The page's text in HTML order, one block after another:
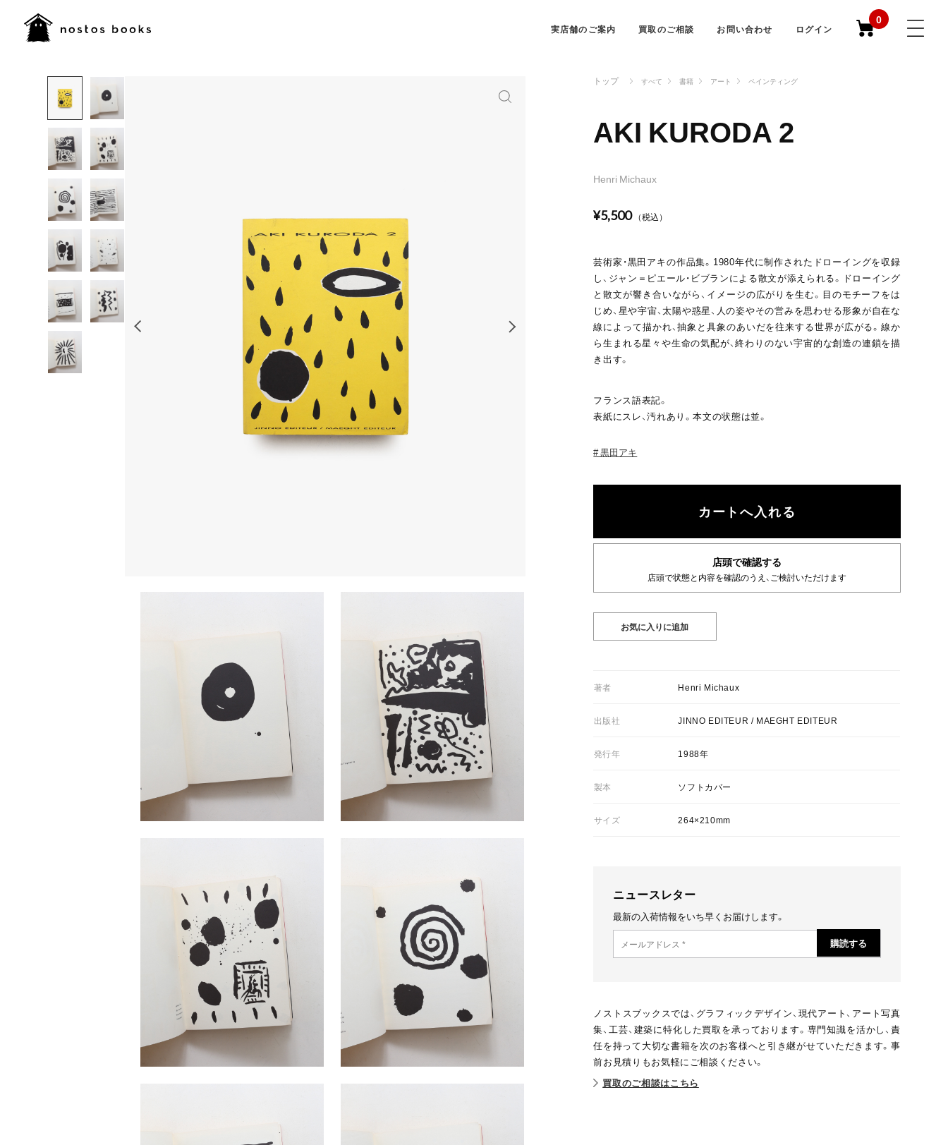
実店舗のご案内 買取のご相談 お問い合わせ ログイン
0
トップ すべて 書籍 アート ペインティング
AKI KURODA 2
Henri Michaux
¥5,500 （税込）
芸術家・黒田アキの作品集。1980年代に制作されたドローイングを収録
し、ジャン＝ピエール・ビブランによる散文が添えられる。ドローイング
と散文が響き合いながら、イメージの広がりを生む。目のモチーフをは
じめ、星や宇宙、太陽や惑星、人の姿やその営みを思わせる形象が自在な
線によって描かれ、抽象と具象のあいだを往来する世界が広がる。線か
ら生まれる星々や生命の気配が、終わりのない宇宙的な創造の連鎖を描
き出す。
フランス語表記。
表紙にスレ、汚れあり。本文の状態は並。
黒田アキ
店頭で確認する
店頭で状態と内容を確認のうえ、ご検討いただけます
01著者 Henri Michaux
03出版社 JINNO EDITEUR / MAEGHT EDITEUR
05発行年 1988年
06製本 ソフトカバー
08サイズ 264×210mm
ニュースレター
最新の入荷情報をいち早くお届けします。
ノストスブックスでは、グラフィックデザイン、現代アート、アート写真
集、工芸、建築に特化した買取を承っております。専門知識を活かし、責
任を持って大切な書籍を次のお客様へと引き継がせていただきます。事
前お見積りもお気軽にご相談ください。
買取のご相談はこちら